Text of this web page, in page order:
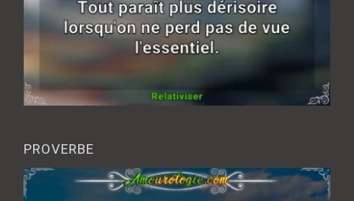
PROVERBE